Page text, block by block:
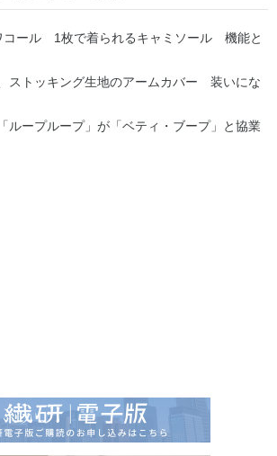
コール 1枚で着られるキャミソール 機能と
ストッキング生地のアームカバー 装いにな
ループループ」が「ベティ・ブープ」と協業